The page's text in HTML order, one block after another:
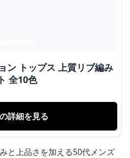
ン トップス 上質リブ編み
全10色
詳細を見る
と上品さを加える50代メンズ